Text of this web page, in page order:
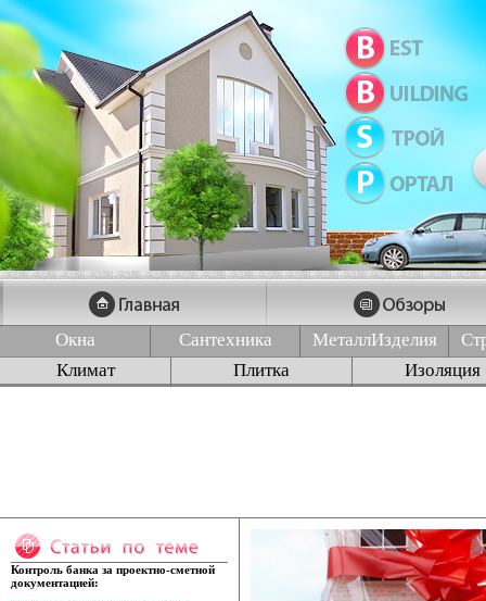
Окна Сантехника МеталлИзделия
Климат
Плитка Изоляция
Контроль банка за проектно-сметной
документацией: